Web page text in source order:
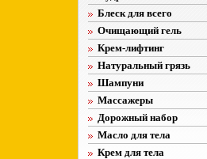
Блеск для всего
Очищающий гель
Крем-лифтинг
Натуральный грязь
Шампуни
Массажеры
Дорожный набор
Масло для тела
Крем для тела